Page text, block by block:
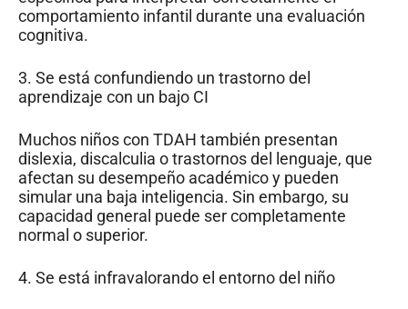
comportamiento infantil durante una evaluación
cognitiva.
3. Se está confundiendo un trastorno del
aprendizaje con un bajo CI
Muchos niños con TDAH también presentan
dislexia, discalculia o trastornos del lenguaje, que
afectan su desempeño académico y pueden
simular una baja inteligencia. Sin embargo, su
capacidad general puede ser completamente
normal o superior.
4. Se está infravalorando el entorno del niño